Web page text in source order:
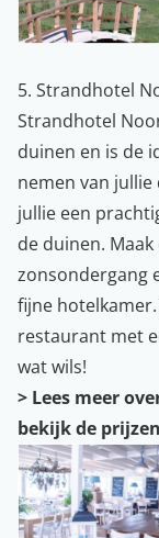
5. Strandhotel
Strandhotel
duinen en is de
nemen van
jullie een
de duinen.
zonsondergang
fijne
restaurant met
wat wils!
> Lees meer
bekijk de